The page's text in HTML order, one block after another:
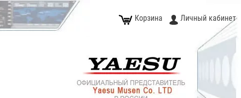
Корзина Личный кабинет